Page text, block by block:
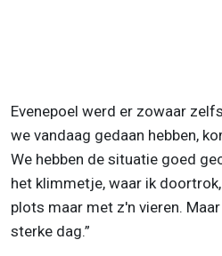
Evenepoel werd er zowaar
we vandaag gedaan hebben,
We hebben de situatie goed
het klimmetje, waar ik
plots maar met z'n vieren.
sterke dag.”